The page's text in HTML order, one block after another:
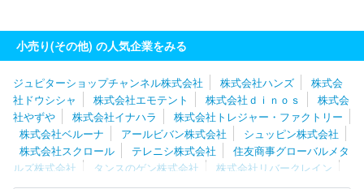
小売り(その他) の人気企業をみる
ジュピターショップチャンネル株式会社 株式会社ハンズ
株式会
社ドウシシャ
株式会社エモテント 株式会社ｄｉｎｏｓ
株式会
社やずや
株式会社イナハラ
株式会社トレジャー・ファクトリー
株式会社ベルーナ
アールビバン株式会社
シュッピン株式会社
株式会社スクロール
テレニシ株式会社
住友商事グローバルメタ
ルズ株式会社
タンスのゲン株式会社
株式会社リバークレイン
株式会社はぴねすくらぶ
株式会社大一商会
株式会社日本テレメ